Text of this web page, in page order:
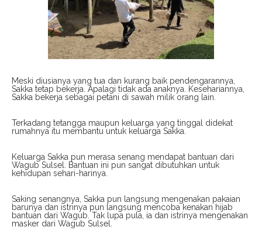
Meski diusianya yang tua dan kurang baik pendengarannya,
Sakka tetap bekerja. Apalagi tidak ada anaknya. Kesehariannya,
Sakka bekerja sebagai petani di sawah milik orang lain.
Terkadang tetangga maupun keluarga yang tinggal didekat
rumahnya itu membantu untuk keluarga Sakka.
Keluarga Sakka pun merasa senang mendapat bantuan dari
Wagub Sulsel. Bantuan ini pun sangat dibutuhkan untuk
kehidupan sehari-harinya.
Saking senangnya, Sakka pun langsung mengenakan pakaian
barunya dan istrinya pun langsung mencoba kenakan hijab
bantuan dari Wagub. Tak lupa pula, ia dan istrinya mengenakan
masker dari Wagub Sulsel.